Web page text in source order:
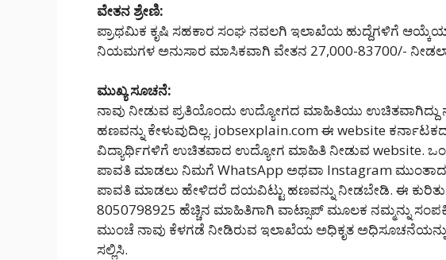
ವೇತನ ಶ್ರೇಣಿ:
ಪ್ರಾಥಮಿಕ ಕೃಷಿ ಸಹಕಾರ ಸಂಘ ನವಲಗಿ ಇಲಾಖೆಯ ಹುದ್ದೆಗಳಿಗೆ
ನಿಯಮಗಳ ಅನುಸಾರ ಮಾಸಿಕವಾಗಿ ವೇತನ 27,000-83700/-
ಮುಖ್ಯ ಸೂಚನೆ:
ನಾವು ನೀಡುವ ಪ್ರತಿಯೊಂದು ಉದ್ಯೋಗದ ಮಾಹಿತಿಯು
ಹಣವನ್ನು ಕೇಳುವುದಿಲ್ಲ. jobsexplain.com ಈ website
ವಿದ್ಯಾರ್ಥಿಗಳಿಗೆ ಉಚಿತವಾದ ಉದ್ಯೋಗ ಮಾಹಿತಿ ನೀಡುವ website.
ಪಾವತಿ ಮಾಡಲು ನಿಮಗೆ WhatsApp ಅಥವಾ Instagram
ಪಾವತಿ ಮಾಡಲು ಹೇಳಿದರೆ ದಯವಿಟ್ಟು ಹಣವನ್ನು ನೀಡಬೇಡಿ‌. ಈ
8050798925 ಹೆಚ್ಚಿನ ಮಾಹಿತಿಗಾಗಿ ವಾಟ್ಸಾಪ್ ಮೂಲಕ ನಮ್ಮನ್ನು
ಮುಂಚೆ ನಾವು ಕೆಳಗಡೆ ನೀಡಿರುವ ಇಲಾಖೆಯ ಅಧಿಕೃತ ಅಧಿಸೂಚನೆಯನ್ನು
ಸಲ್ಲಿಸಿ.